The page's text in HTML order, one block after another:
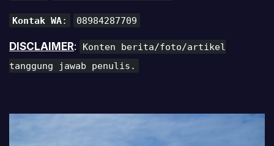
Kontak WA: 08984287709
DISCLAIMER:
Konten berita/foto/artikel
tanggung jawab penulis.